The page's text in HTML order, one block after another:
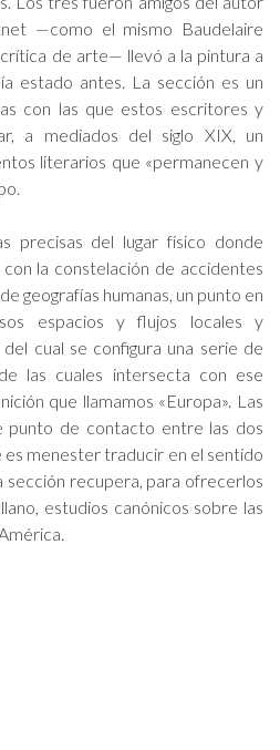
—como el mismo Baudelaire
de arte— llevó a la pintura a
estado antes. La sección es un
con las que estos escritores y
a mediados del siglo XIX, un
literarios que «permanecen y
precisas del lugar físico donde
con la constelación de accidentes
geografías humanas, un punto en
espacios y flujos locales y
cual se configura una serie de
las cuales intersecta con ese
que llamamos «Europa». Las
punto de contacto entre las dos
menester traducir en el sentido
sección recupera, para ofrecerlos
estudios canónicos sobre las